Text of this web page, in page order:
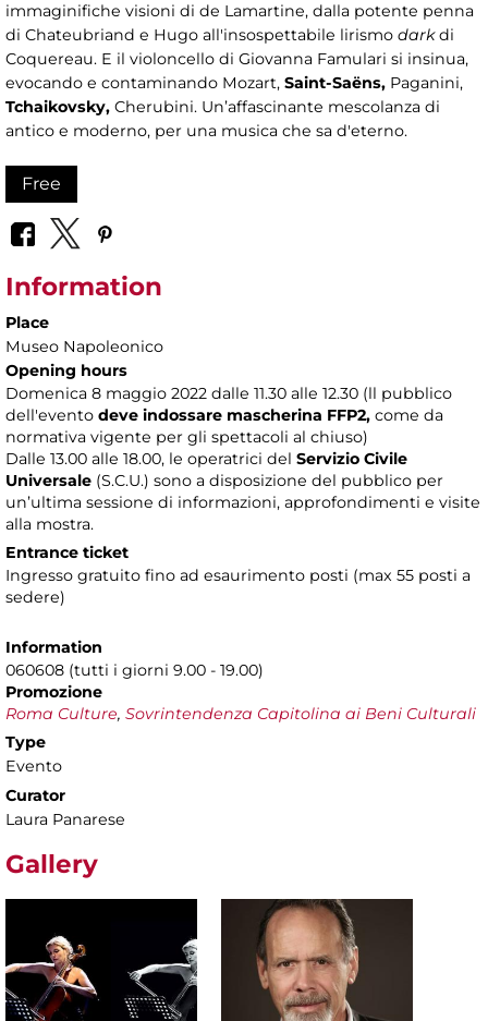
immaginifiche visioni di de Lamartine, dalla potente penna
di Chateubriand e Hugo all'insospettabile lirismo darkdi
Coquereau. E il violoncello di Giovanna Famulari si insinua,
evocando e contaminando Mozart, Saint-Saëns, Paganini,
Tchaikovsky, Cherubini. Un’affascinante mescolanza di
antico e moderno, per una musica che sa d'eterno.
Free
Information
Place
Museo Napoleonico
Opening hours
Domenica 8 maggio 2022 dalle 11.30 alle 12.30 (ll pubblico
dell'evento deve indossare mascherina FFP2, come da
normativa vigente per gli spettacoli al chiuso)
Dalle 13.00 alle 18.00, le operatrici del Servizio Civile
Universale (S.C.U.) sono a disposizione del pubblico per
un’ultima sessione di informazioni, approfondimenti e visite
alla mostra.
Entrance ticket
Ingresso gratuito fino ad esaurimento posti (max 55 posti a
sedere)
Information
060608 (tutti i giorni 9.00 - 19.00)
Promozione
Roma Culture, Sovrintendenza Capitolina ai Beni Culturali
Type
Evento
Curator
Laura Panarese
Gallery